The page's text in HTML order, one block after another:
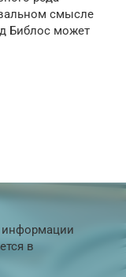
смысле
Библос может
информации
в